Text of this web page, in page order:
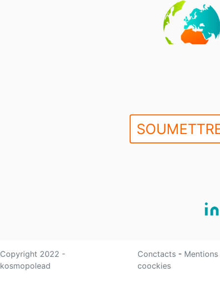
Copyright 2022 -
kosmopolead
Conctacts -
coockies